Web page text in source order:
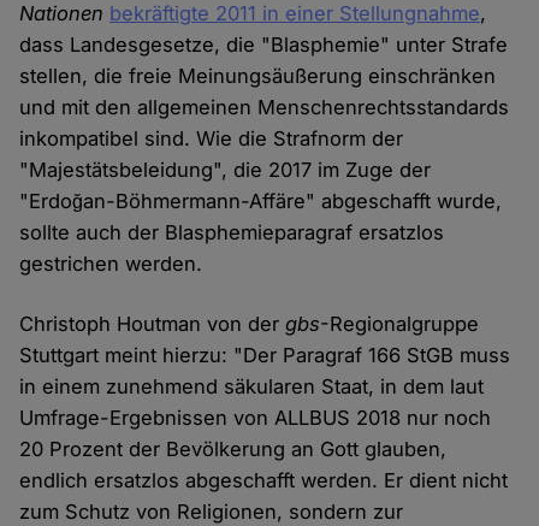
Nationen bekräftigte 2011 in einer Stellungnahme,
dass Landesgesetze, die "Blasphemie" unter Strafe
stellen, die freie Meinungsäußerung einschränken
und mit den allgemeinen Menschenrechtsstandards
inkompatibel sind. Wie die Strafnorm der
"Majestätsbeleidung", die 2017 im Zuge der
"Erdoğan-Böhmermann-Affäre" abgeschafft wurde,
sollte auch der Blasphemieparagraf ersatzlos
gestrichen werden.
Christoph Houtman von dergbs-Regionalgruppe
Stuttgart meint hierzu: "Der Paragraf 166 StGB muss
in einem zunehmend säkularen Staat, in dem laut
Umfrage-Ergebnissen von ALLBUS 2018 nur noch
20 Prozent der Bevölkerung an Gott glauben,
endlich ersatzlos abgeschafft werden. Er dient nicht
zum Schutz von Religionen, sondern zur